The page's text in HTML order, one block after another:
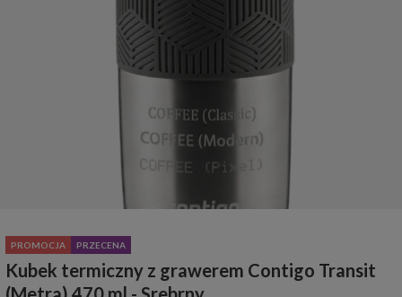
PROMOCJA PRZECENA
Kubek termiczny z grawerem Contigo Transit